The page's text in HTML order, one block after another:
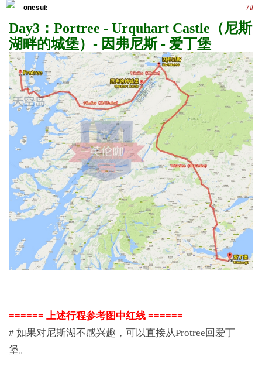
7#
onesui:
Day3：Portree - Urquhart Castle（尼斯
湖畔的城堡）- 因弗尼斯 - 爱丁堡
====== 上述行程参考图中红线 ======
# 如果对尼斯湖不感兴趣，可以直接从Protree回爱丁
堡。